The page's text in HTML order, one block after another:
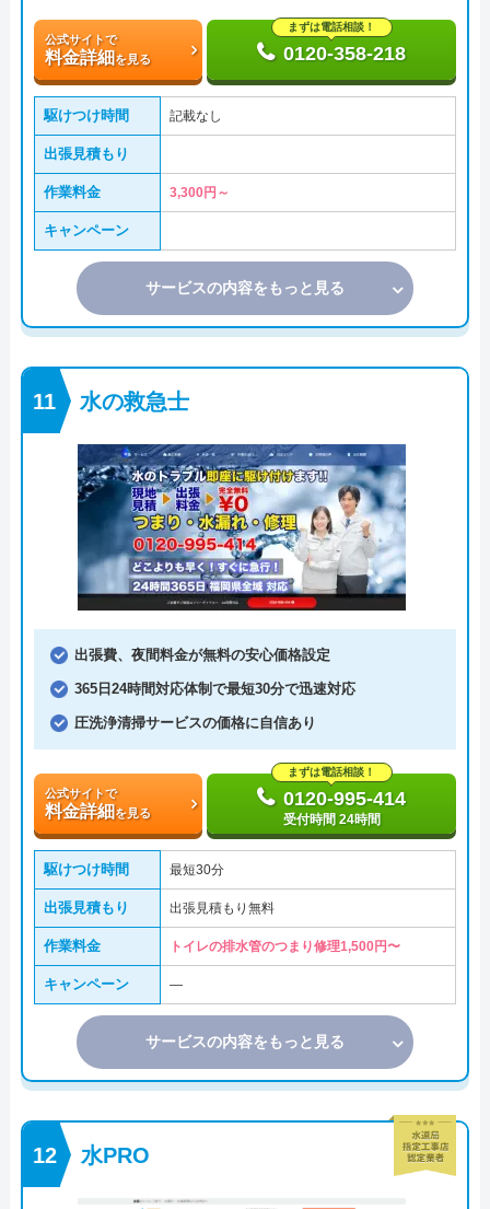
公式サイトで
料金詳細を見る
まずは電話相談！
0120-358-218
駆けつけ時間 記載なし
出張見積もり
作業料金 3,300円～
キャンペーン
サービスの内容をもっと見る
水の救急士
出張費、夜間料金が無料の安心価格設定
365日24時間対応体制で最短30分で迅速対応
圧洗浄清掃サービスの価格に自信あり
公式サイトで
料金詳細を見る
まずは電話相談！
0120-995-414
受付時間 24時間
駆けつけ時間 最短30分
出張見積もり 出張見積もり無料
作業料金 トイレの排水管のつまり修理1,500円〜
キャンペーン ―
サービスの内容をもっと見る
水PRO